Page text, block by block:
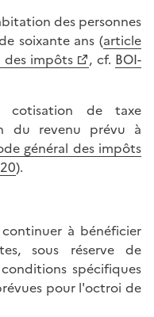
des personnes
soixante ans (article
des impôts
, cf. BOI-
de taxe
du revenu prévu à
général des impôts
).
à bénéficier
sous réserve de
spécifiques
pour l'octroi de